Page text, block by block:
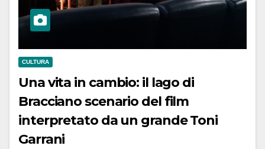
CULTURA
Una vita in cambio: il lago di
Bracciano scenario del film
interpretato da un grande Toni
Garrani